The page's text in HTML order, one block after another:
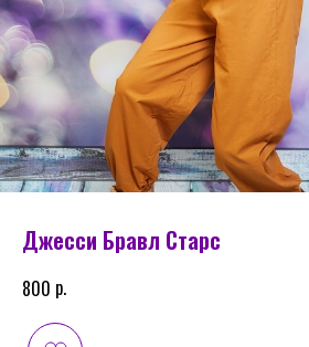
Джесси Бравл Старс
800 р.